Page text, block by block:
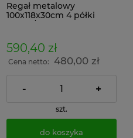
Regał metalowy
100x118x30cm 4 półki
200kg/p ocynkowany
dokumenty w archiwum i
do magazynu
590,40 zł
Cena netto: 480,00 zł
- +
szt.
do koszyka